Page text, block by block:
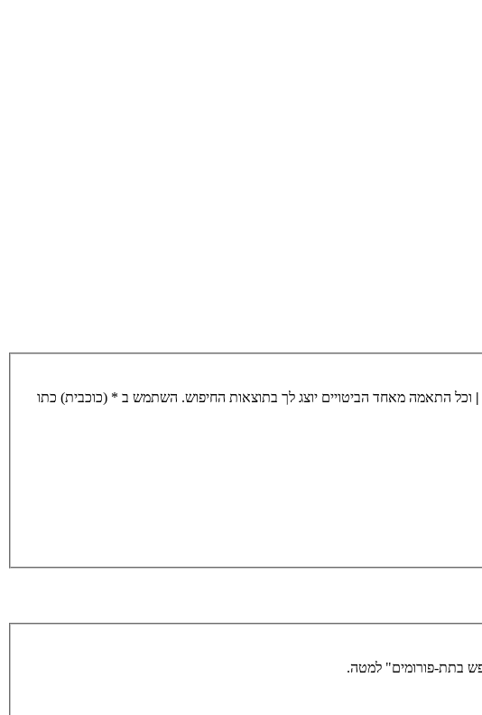
| וכל התאמה מאחד הביטויים יוצג לך בתוצאות החיפוש. השתמש ב * (כוכבית) כתו